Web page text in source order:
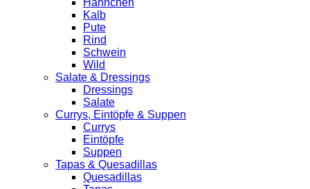
Hähnchen
Kalb
Pute
Rind
Schwein
Wild
Salate & Dressings
Dressings
Salate
Currys, Eintöpfe & Suppen
Currys
Eintöpfe
Suppen
Tapas & Quesadillas
Quesadillas